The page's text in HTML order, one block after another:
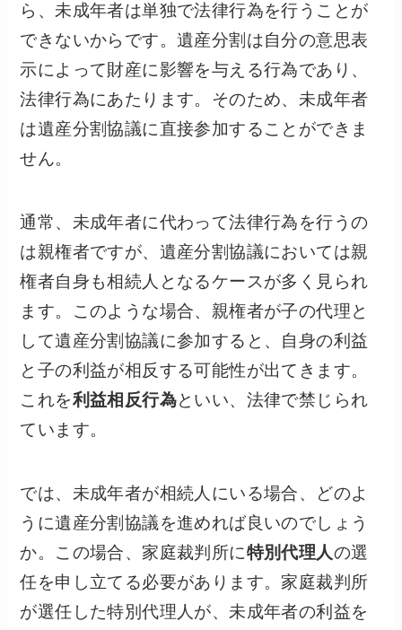
ら、未成年者は単独で法律行為を行うことが
できないからです。遺産分割は自分の意思表
示によって財産に影響を与える行為であり、
法律行為にあたります。そのため、未成年者
は遺産分割協議に直接参加することができま
せん。
通常、未成年者に代わって法律行為を行うの
は親権者ですが、遺産分割協議においては親
権者自身も相続人となるケースが多く見られ
ます。
このような場合、親権者が子の代理と
して遺産分割協議に参加すると、自身の利益
と子の利益が相反する可能性が出てきます。
これを利益相反行為といい、法律で禁じられ
ています。
では、未成年者が相続人にいる場合、どのよ
うに遺産分割協議を進めれば良いのでしょう
か。この場合、家庭裁判所に特別代理人の選
任を申し立てる必要があります。家庭裁判所
が選任した特別代理人が、未成年者の利益を